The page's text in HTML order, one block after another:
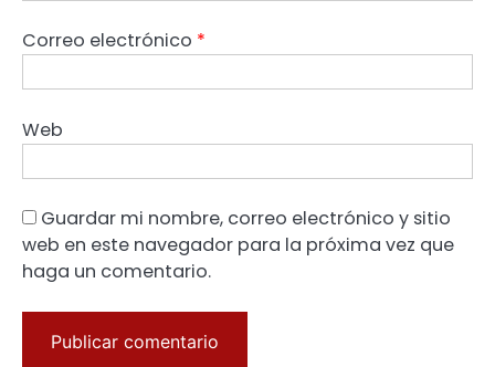
Correo electrónico *
Web
Guardar mi nombre, correo electrónico y sitio
web en este navegador para la próxima vez que
haga un comentario.